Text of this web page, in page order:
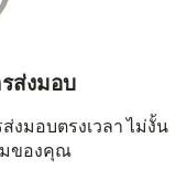
รส่งมอบ
งมอบตรงเวลา ไม่งั้น
มของคุณ